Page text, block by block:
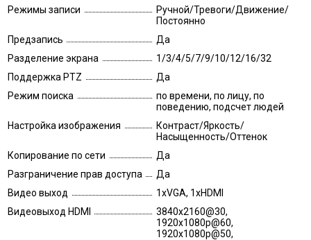
Режимы записи
Ручной/Тревоги/Движение/
Постоянно
Предзапись
Да
Разделение экрана
1/3/4/5/7/9/10/12/16/32
Поддержка PTZ
Да
Режим поиска
по времени, по лицу, по
поведению, подсчет людей
Настройка изображения
Контраст/Яркость/
Насыщенность/Оттенок
Копирование по сети
Да
Разграничение прав доступа
Да
Видео выход
1xVGA, 1xHDMI
Видеовыход HDMI
3840x2160@30,
1920x1080p@60,
1920x1080p@50,